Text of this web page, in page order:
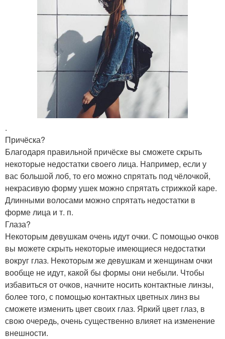
.
Причёска?
Благодаря правильной причёске вы сможете скрыть
некоторые недостатки своего лица. Например, если у
вас большой лоб, то его можно спрятать под чёлочкой,
некрасивую форму ушек можно спрятать стрижкой каре.
Длинными волосами можно спрятать недостатки в
форме лица и т. п.
Глаза?
Некоторым девушкам очень идут очки. С помощью очков
вы можете скрыть некоторые имеющиеся недостатки
вокруг глаз. Некоторым же девушкам и женщинам очки
вообще не идут, какой бы формы они небыли. Чтобы
избавиться от очков, начните носить контактные линзы,
более того, с помощью контактных цветных линз вы
сможете изменить цвет своих глаз. Яркий цвет глаз, в
свою очередь, очень существенно влияет на изменение
внешности.